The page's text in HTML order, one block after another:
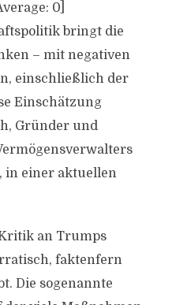
0]
bringt die
– mit negativen
einschließlich der
Einschätzung
Gründer und
in einer aktuellen
an Trumps
faktenfern
Die sogenannte